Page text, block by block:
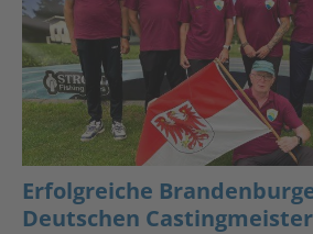
Erfolgreiche
Deutschen